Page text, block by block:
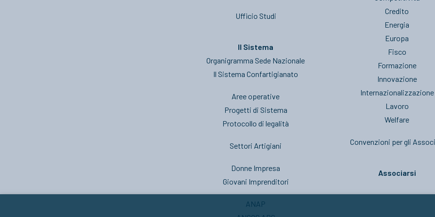
Ufficio Studi
Il Sistema
Organigramma Sede Nazionale
Il Sistema Confartigianato
Aree operative
Progetti di Sistema
Protocollo di legalità
Settori Artigiani
Donne Impresa
Giovani Imprenditori
ANAP
Credito
Energia
Europa
Fisco
Formazione
Innovazione
Internazionalizzazione
Lavoro
Welfare
Convenzioni per gli
Associarsi